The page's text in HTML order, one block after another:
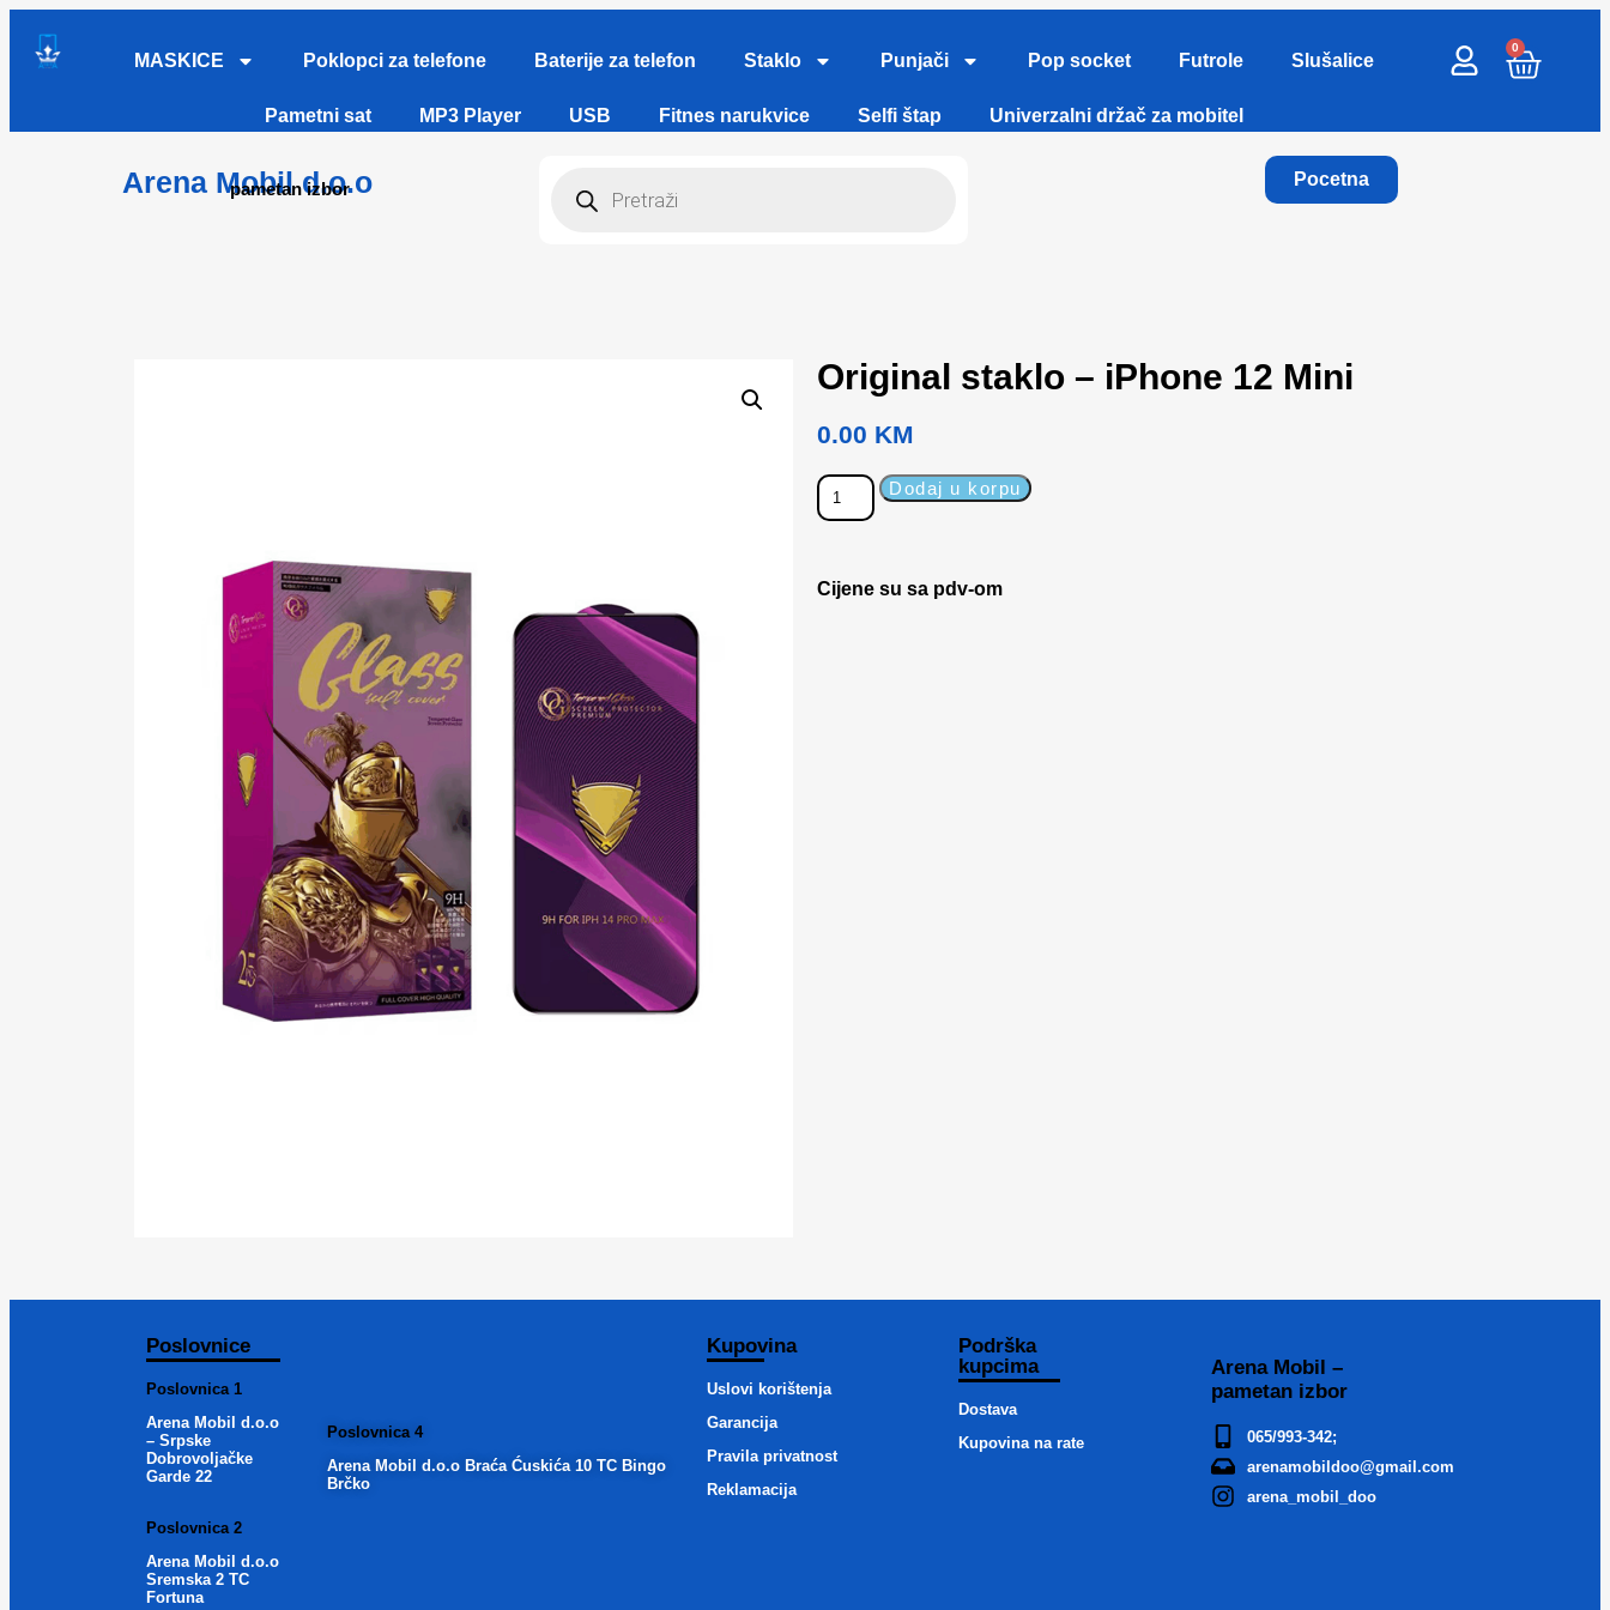
MASKICE Poklopci za telefone Baterije za telefon Staklo Punjači Pop socket Futrole Slušalice
Pametni sat MP3 Player USB Fitnes narukvice Selfi štap Univerzalni držač za mobitel
Arena Mobil d.o.o
pametan izbor Pocetna
0
Original staklo – iPhone 12 Mini
0.00 KM
Dodaj u korpu
Cijene su sa pdv-om
Poslovnice
Poslovnica 1
Arena Mobil d.o.o
– Srpske
Dobrovoljačke
Garde 22
Poslovnica 2
Arena Mobil d.o.o
Sremska 2 TC
Fortuna
Poslovnica 4
Arena Mobil d.o.o Braća Ćuskića 10 TC Bingo
Brčko
Kupovina
Uslovi korištenja
Garancija
Pravila privatnost
Reklamacija
Podrška
kupcima
Dostava
Kupovina na rate
Arena Mobil –
pametan izbor
065/993-342;
arenamobildoo@gmail.com
arena_mobil_doo